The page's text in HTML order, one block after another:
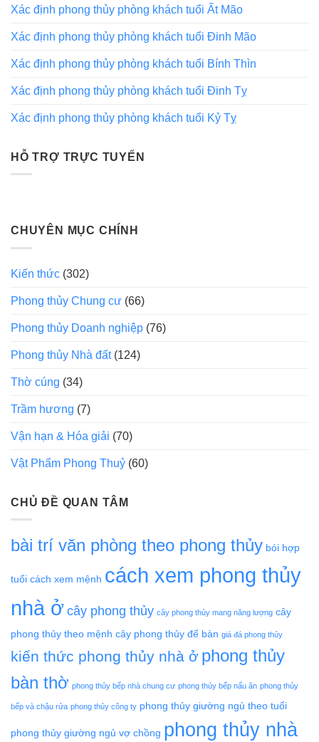
Xác định phong thủy phòng khách tuổi Ất Mão
Xác định phong thủy phòng khách tuổi Đinh Mão
Xác định phong thủy phòng khách tuổi Bính Thìn
Xác định phong thủy phòng khách tuổi Đinh Tỵ
Xác định phong thủy phòng khách tuổi Kỷ Tỵ
HỖ TRỢ TRỰC TUYẾN
CHUYÊN MỤC CHÍNH
Kiến thức (302)
Phong thủy Chung cư (66)
Phong thủy Doanh nghiệp (76)
Phong thủy Nhà đất(124)
Thờ cúng (34)
Trầm hương (7)
Vận hạn & Hóa giải (70)
Vật Phẩm Phong Thuỷ (60)
CHỦ ĐỀ QUAN TÂM
bài trí văn phòng theo phong thủy bói hợp
tuổi cách xem mệnh cách xem phong thủy
nhà ở cây phong thủy cây phong thủy mang năng lượng cây
phong thủy theo mệnh cây phong thủy để bàn giá đá phong thủy
kiến thức phong thủy nhà ở phong thủy
bàn thờ phong thủy bếp nhà chung cư phong thủy bếp nấu ăn phong thủy
bếp và chậu rửa phong thủy công ty phong thủy giường ngủ theo tuổi
phong thủy giường ngủ vợ chồng phong thủy nhà